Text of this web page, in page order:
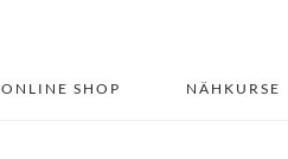
ONLINE SHOP NÄHKURSE